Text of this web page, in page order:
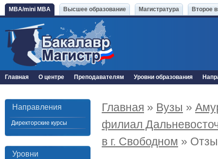
MBA/mini MBA Высшее образование Магистратура Второе
Главная О центре Преподавателям Уровни образования
Направления
Директорские курсы
Уровни
Главная » Вузы »
филиал
в г. Свободном »